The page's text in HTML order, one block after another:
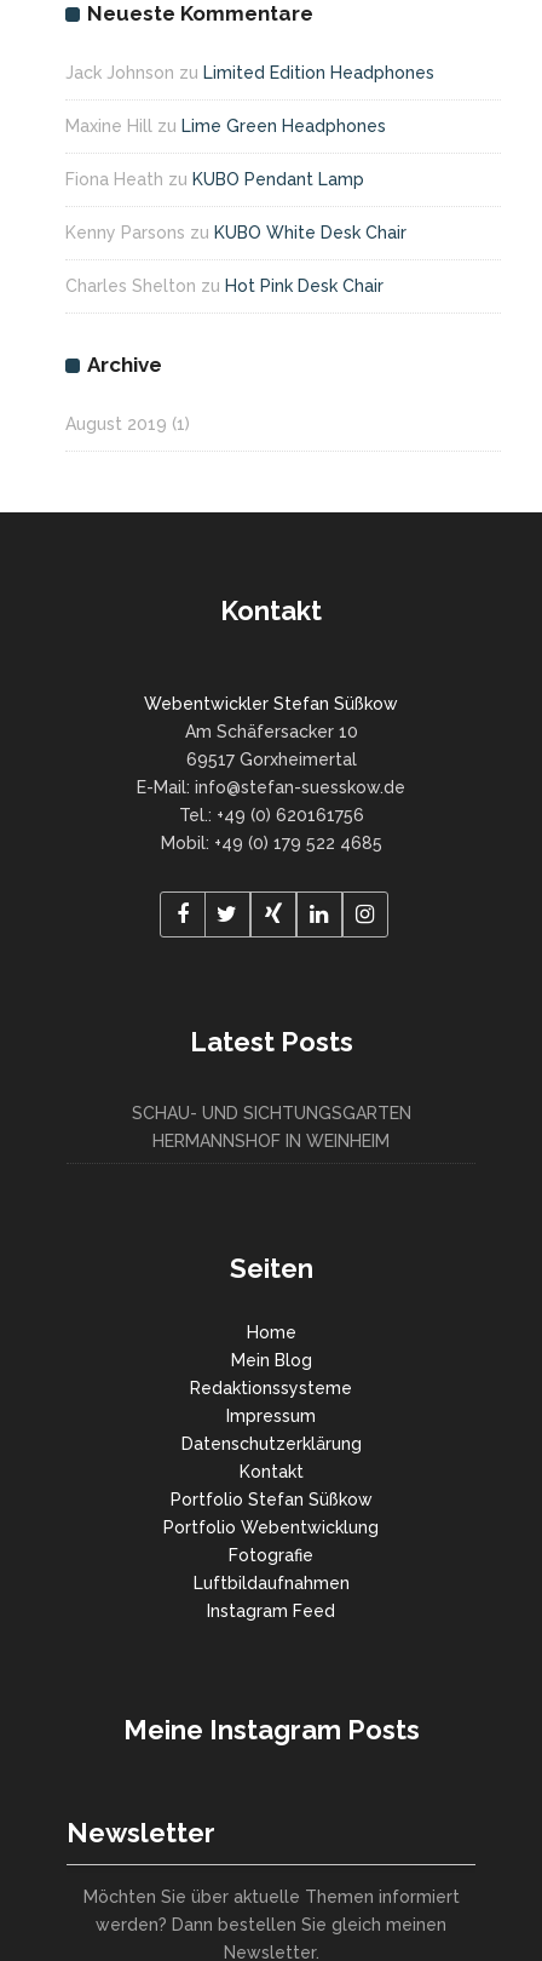
Neueste Kommentare
Jack Johnson zu Limited Edition Headphones
Maxine Hill zu Lime Green Headphones
Fiona Heath zu KUBO Pendant Lamp
Kenny Parsons zu KUBO White Desk Chair
Charles Shelton zu Hot Pink Desk Chair
Archive
August 2019 (1)
Kontakt
Webentwickler Stefan Süßkow
Am Schäfersacker 10
69517 Gorxheimertal
E-Mail: info@stefan-suesskow.de
Tel.: +49 (0) 620161756
Mobil: +49 (0) 179 522 4685
Latest Posts
SCHAU- UND SICHTUNGSGARTEN
HERMANNSHOF IN WEINHEIM
Seiten
Home
Mein Blog
Redaktionssysteme
Impressum
Datenschutzerklärung
Kontakt
Portfolio Stefan Süßkow
Portfolio Webentwicklung
Fotografie
Luftbildaufnahmen
Instagram Feed
Meine Instagram Posts
Newsletter
Möchten Sie über aktuelle Themen informiert
werden? Dann bestellen Sie gleich meinen
Newsletter.